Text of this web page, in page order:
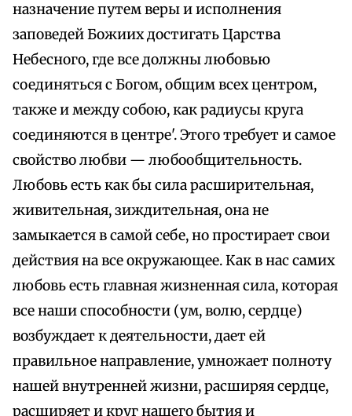
назначение путем веры и исполнения
заповедей Божиих достигать Царства
Небесного, где все должны любовью
соединяться с Богом, общим всех центром,
также и между собою, как радиусы круга
соединяются в центре'. Этого требует и самое
свойство любви — любообщительность.
Любовь есть как бы сила расширительная,
живительная, зиждительная, она не
замыкается в самой себе, но простирает свои
действия на все окружающее. Как в нас самих
любовь есть главная жизненная сила, которая
все наши способности (ум, волю, сердце)
возбуждает к деятельности, дает ей
правильное направление, умножает полноту
нашей внутренней жизни, расширяя сердце,
расширяет и круг нашего бытия и